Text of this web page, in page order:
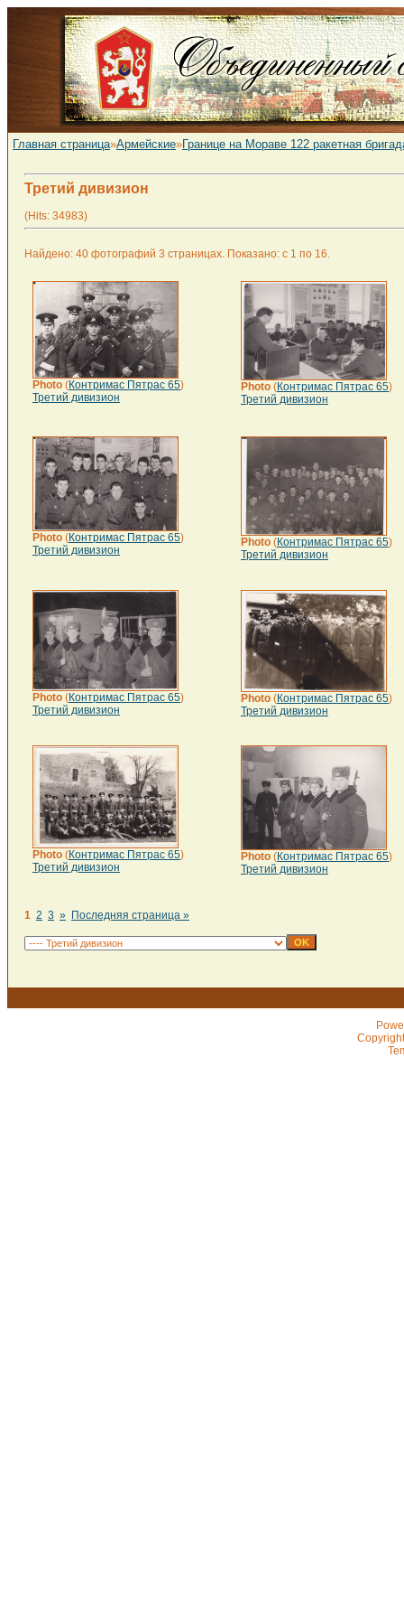
Главная страница»Армейские»Границе на Мораве 122 ракетная
Третий дивизион
(Hits: 34983)
Найдено: 40 фотографий 3 страницах. Показано: с 1 по 16.
Photo (Контримас Пятрас 65)
Третий дивизион
Photo (Контримас Пятрас 65)
Третий дивизион
Photo (Контримас Пятрас 65)
Третий дивизион
Photo (Контримас Пятрас 65)
Третий дивизион
Photo (Контримас Пятрас 65)
Третий дивизион
Photo (Контримас Пятрас 65)
Третий дивизион
Photo (Контримас Пятрас 65)
Третий дивизион
Photo (Контримас Пятрас 65)
Третий дивизион
1 2 3 » Последняя страница »